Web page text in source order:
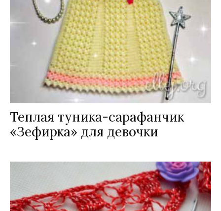
Теплая туника-сарафанчик
«Зефирка» для девочки